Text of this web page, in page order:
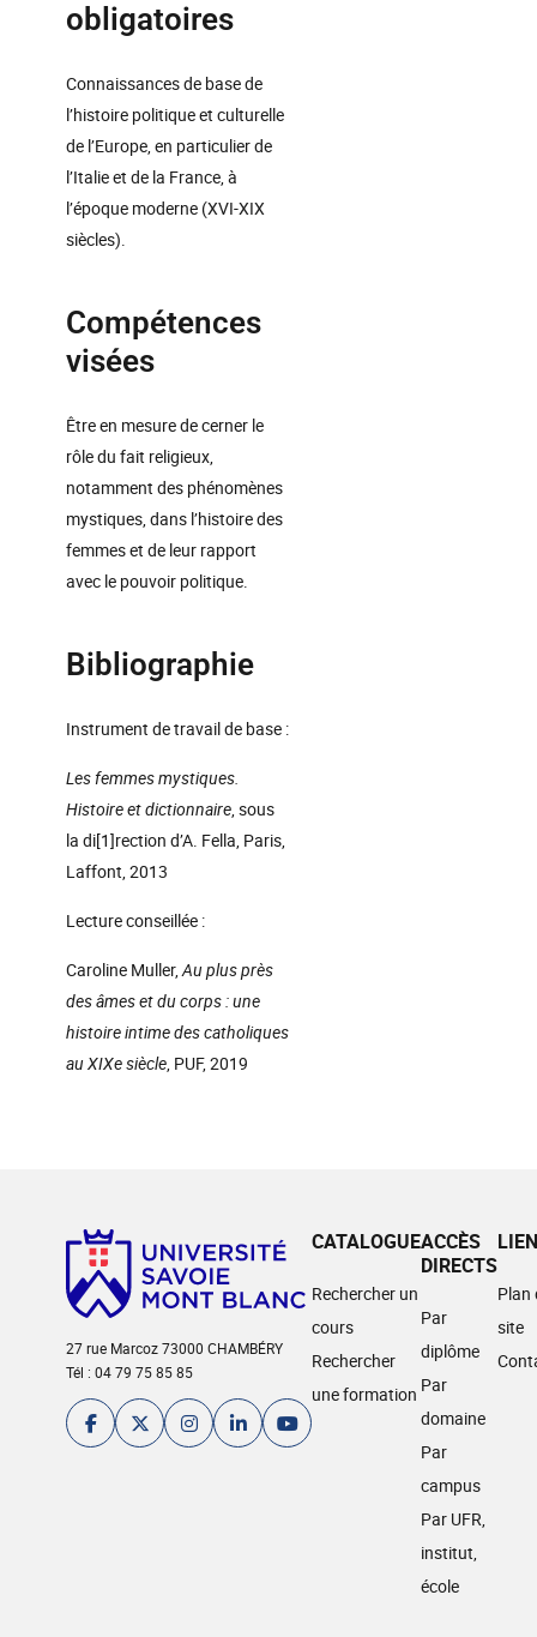
obligatoires
Connaissances de base de
l’histoire politique et culturelle
de l’Europe, en particulier de
l’Italie et de la France, à
l’époque moderne (XVI-XIX
siècles).
Compétences
visées
Être en mesure de cerner le
rôle du fait religieux,
notamment des phénomènes
mystiques, dans l’histoire des
femmes et de leur rapport
avec le pouvoir politique.
Bibliographie
Instrument de travail de base :
Les femmes mystiques.
Histoire et dictionnaire, sous
la di[1]rection d’A. Fella, Paris,
Laffont, 2013
Lecture conseillée :
Caroline Muller,Au plus près
desâmes et du corps : une
histoire intime des catholiques
au XIXe siècle, PUF, 2019
27 rue Marcoz 73000 CHAMBÉRY
Tél : 04 79 75 85 85
CATALOGUE
Rechercher un
cours
Rechercher
une formation
ACCÈS
DIRECTS
Par
diplôme
Par
domaine
Par
campus
Par UFR,
institut,
école
Plan
site